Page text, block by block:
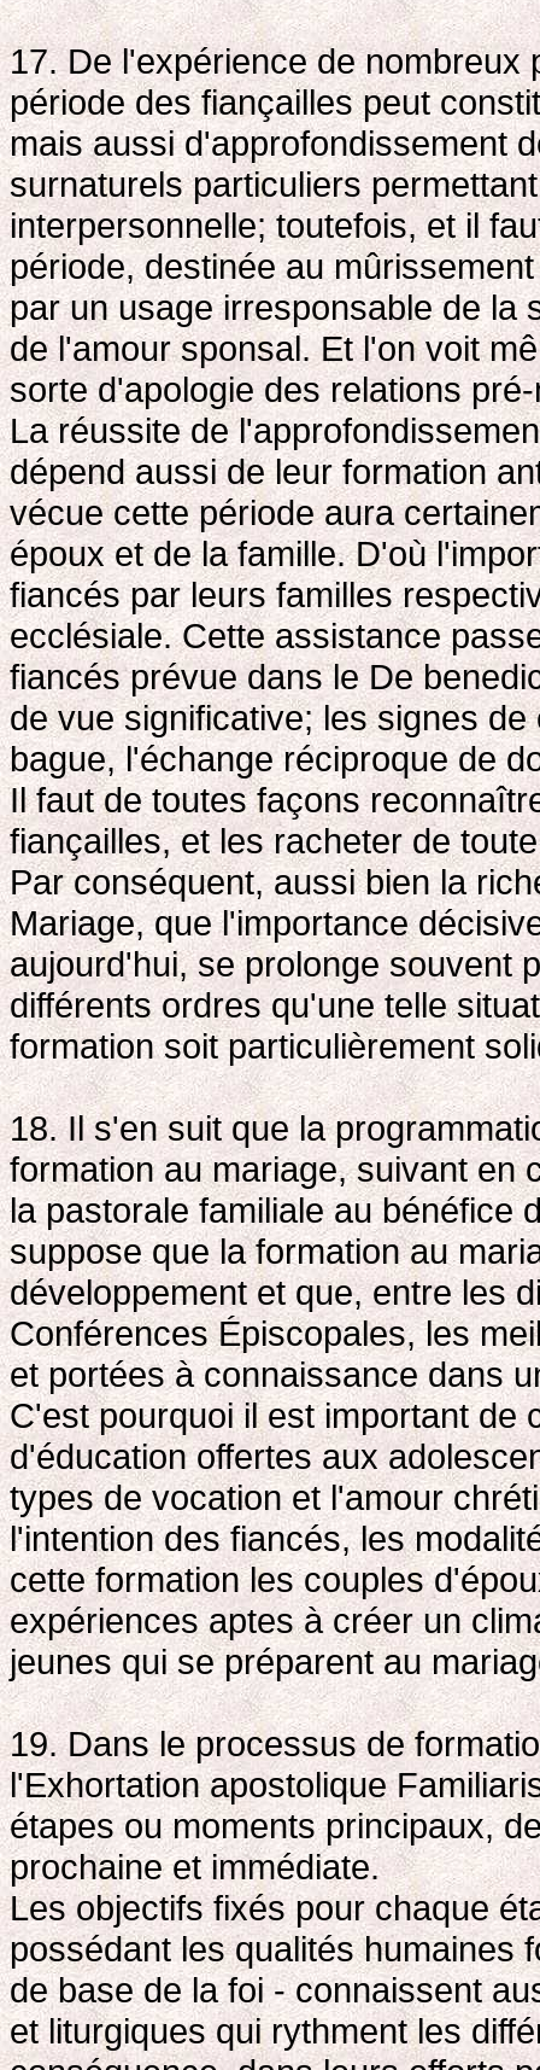
17. De l'expérience de
période des fiançailles peut
mais aussi d'approfondissement
surnaturels particuliers
interpersonnelle; toutefois, et il
période, destinée au
par un usage irresponsable de la
de l'amour sponsal. Et l'on voit
sorte d'apologie des relations
La réussite de
dépend aussi de leur formation
vécue cette période aura
époux et de la famille. D'où
fiancés par leurs familles
ecclésiale. Cette assistance
fiancés prévue dans le De
de vue significative; les signes
bague, l'échange réciproque de
Il faut de toutes façons
fiançailles, et les racheter de
Par conséquent, aussi bien la
Mariage, que l'importance
aujourd'hui, se prolonge souvent
différents ordres qu'une telle
formation soit particulièrement
18. Il s'en suit que la
formation au mariage, suivant en
la pastorale familiale au bénéfice
suppose que la formation au
développement et que, entre les
Conférences Épiscopales, les
et portées à connaissance dans
C'est pourquoi il est important de
d'éducation offertes aux
types de vocation et l'amour
l'intention des fiancés, les
cette formation les couples
expériences aptes à créer un
jeunes qui se préparent au
19. Dans le processus de
l'Exhortation apostolique
étapes ou moments principaux,
prochaine et immédiate.
Les objectifs fixés pour chaque
possédant les qualités humaines
de base de la foi - connaissent
et liturgiques qui rythment les